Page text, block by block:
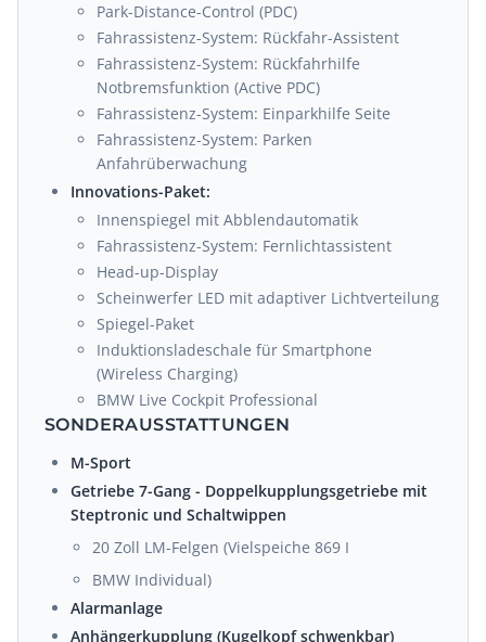
Park-Distance-Control (PDC)
Fahrassistenz-System: Rückfahr-Assistent
Fahrassistenz-System: Rückfahrhilfe
Notbremsfunktion (Active PDC)
Fahrassistenz-System: Einparkhilfe Seite
Fahrassistenz-System: Parken
Anfahrüberwachung
Innovations-Paket:
Innenspiegel mit Abblendautomatik
Fahrassistenz-System: Fernlichtassistent
Head-up-Display
Scheinwerfer LED mit adaptiver Lichtverteilung
Spiegel-Paket
Induktionsladeschale für Smartphone
(Wireless Charging)
BMW Live Cockpit Professional
SONDERAUSSTATTUNGEN
M-Sport
Getriebe 7-Gang - Doppelkupplungsgetriebe mit
Steptronic und Schaltwippen
20 Zoll LM-Felgen (Vielspeiche 869 I
BMW Individual)
Alarmanlage
Anhängerkupplung (Kugelkopf schwenkbar)